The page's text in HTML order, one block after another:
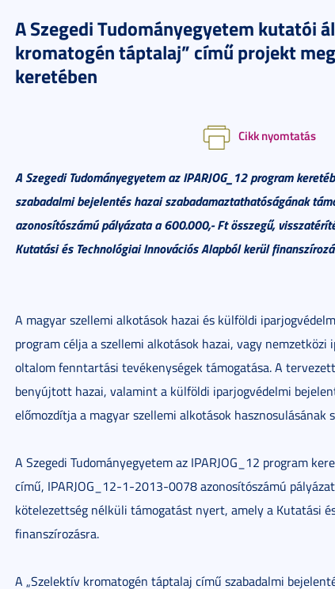
A Szegedi Tudományegyetem kutatói
kromatogén táptalaj” című projekt
keretében
Cikk nyomtatás
A Szegedi Tudományegyetem az IPARJOG_12 program
szabadalmi bejelentés hazai szabadamaztathatóságának
azonosítószámú pályázata a 600.000,- Ft összegű,
Kutatási és Technológiai Innovációs Alapból kerül
A magyar szellemi alkotások hazai és külföldi
program célja a szellemi alkotások hazai, vagy
oltalom fenntartási tevékenységek támogatása. A
benyújtott hazai, valamint a külföldi iparjogvédelmi
előmozdítja a magyar szellemi alkotások hasznosulásának
A Szegedi Tudományegyetem az IPARJOG_12 program
című, IPARJOG_12-1-2013-0078 azonosítószámú
kötelezettség nélküli támogatást nyert, amely a Kutatási
finanszírozásra.
A „Szelektív kromatogén táptalaj című szabadalmi